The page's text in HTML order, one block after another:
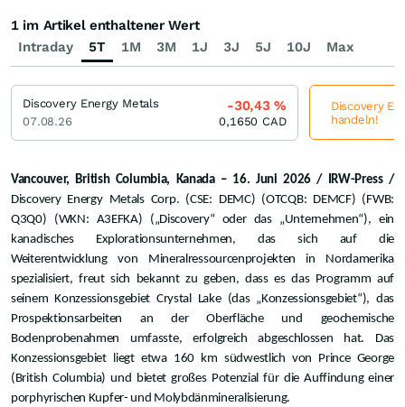
Vancouver, British Columbia, Kanada – 16. Juni 2026 / IRW-Press /
Discovery Energy Metals Corp. (CSE: DEMC) (OTCQB: DEMCF) (FWB:
Q3Q0) (WKN: A3EFKA) („Discovery“ oder das „Unternehmen“), ein
kanadisches Explorationsunternehmen, das sich auf die
Weiterentwicklung von Mineralressourcenprojekten in Nordamerika
spezialisiert, freut sich bekannt zu geben, dass es das Programm auf
seinem Konzessionsgebiet Crystal Lake (das „Konzessionsgebiet“), das
Prospektionsarbeiten an der Oberfläche und geochemische
Bodenprobenahmen umfasste, erfolgreich abgeschlossen hat. Das
Konzessionsgebiet liegt etwa 160 km südwestlich von Prince George
(British Columbia) und bietet großes Potenzial für die Auffindung einer
porphyrischen Kupfer- und Molybdänmineralisierung.
Intraday 5T 1M 3M 1J 3J 5J 10J Max
1 im Artikel enthaltener Wert
Discovery Energy Metals
07.08.26
-30,43%
0,1650 CAD
Discovery
handeln!